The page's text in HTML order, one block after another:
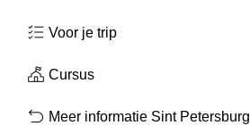
Voor je trip
Cursus
Meer informatie Sint Petersburg